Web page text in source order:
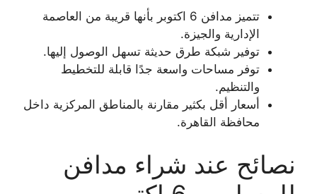
تتميز مدافن 6 اكتوبر بأنها قريبة من العاصمة
الإدارية والجيزة.
توفير شبكة طرق حديثة تسهل الوصول إليها.
توفر مساحات واسعة جدًا قابلة للتخطيط
والتنظيم.
أسعار أقل بكثير مقارنة بالمناطق المركزية داخل
محافظة القاهرة.
نصائح عند شراء مدافن